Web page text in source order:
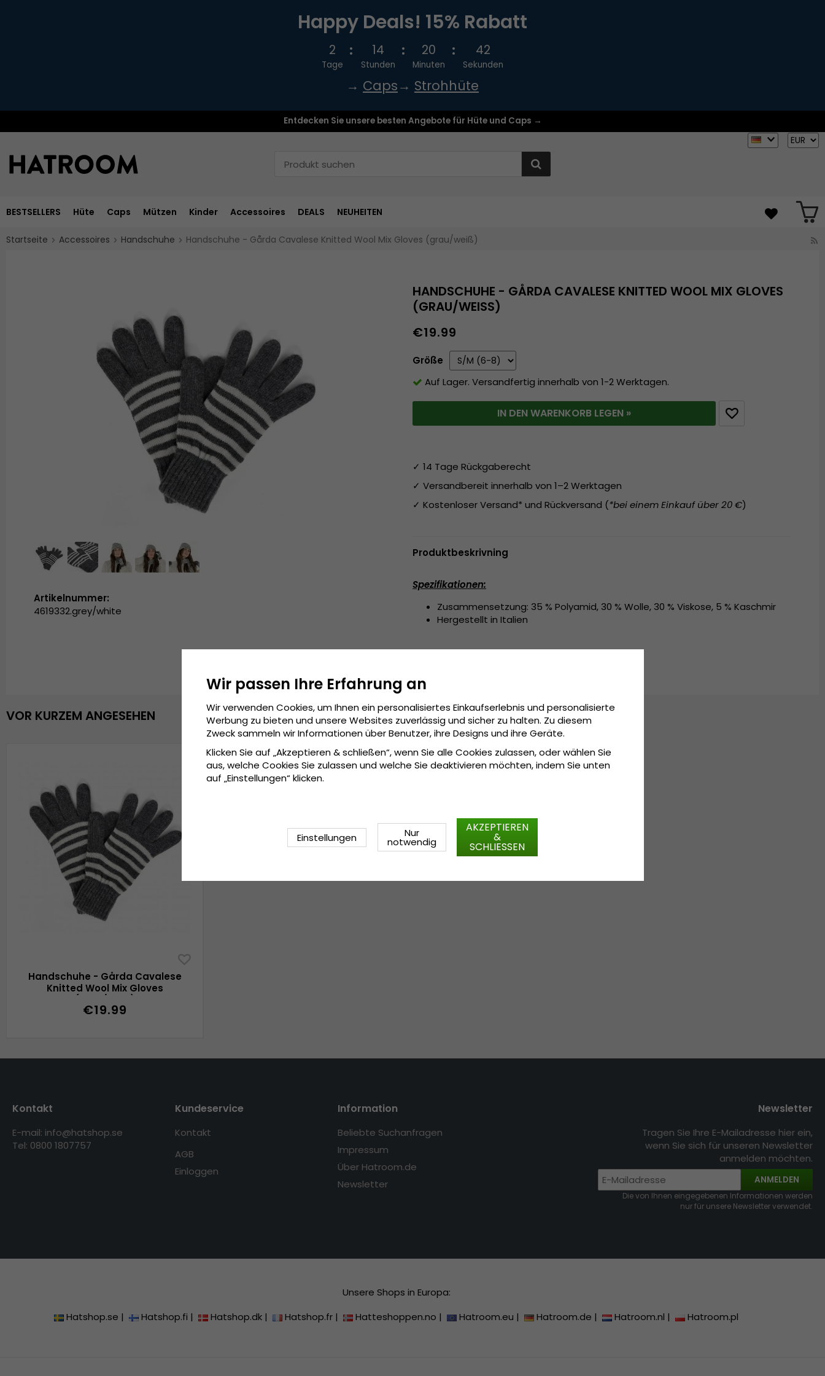
Happy Deals! 15% Rabatt
2
Tage
14
Stunden
20
Minuten
42
Sekunden
→ Caps→ Strohhüte
Entdecken Sie unsere besten Angebote für Hüte und Caps →
BESTSELLERS Hüte Caps Mützen Kinder Accessoires DEALS NEUHEITEN
Startseite Accessoires Handschuhe Handschuhe - Gårda Cavalese Knitted Wool Mix Gloves (grau/weiß)
HANDSCHUHE - GÅRDA CAVALESE KNITTED WOOL MIX GLOVES
(GRAU/WEISS)
€19.99
Größe
Auf Lager. Versandfertig innerhalb von 1-2 Werktagen.
IN DEN WARENKORB LEGEN »
✓ 14 Tage Rückgaberecht
✓ Versandbereit innerhalb von 1–2 Werktagen
✓ Kostenloser Versand* und Rückversand (*bei einem Einkauf über 20 €)
Produktbeskrivning
Spezifikationen:
Zusammensetzung: 35 % Polyamid, 30 % Wolle, 30 % Viskose, 5 % Kaschmir
Hergestellt in Italien
Artikelnummer:
4619332.grey/white
VOR KURZEM ANGESEHEN
Handschuhe - Gårda Cavalese
Knitted Wool Mix Gloves
€19.99
Kontakt
E-mail: info@hatshop.se
Tel: 0800 1807757
Kundeservice
Kontakt
AGB
Einloggen
Information
Beliebte Suchanfragen
Impressum
Über Hatroom.de
Newsletter
Newsletter
Tragen Sie Ihre E-Mailadresse hier ein,
wenn Sie sich für unseren Newsletter
anmelden möchten.
ANMELDEN
Die von Ihnen eingegebenen Informationen werden
nur für unsere Newsletter verwendet.
Unsere Shops in Europa:
Hatshop.se | Hatshop.fi | Hatshop.dk | Hatshop.fr | Hatteshoppen.no | Hatroom.eu | Hatroom.de | Hatroom.nl | Hatroom.pl
Wir passen Ihre Erfahrung an
Wir verwenden Cookies, um Ihnen ein personalisiertes Einkaufserlebnis und personalisierte
Werbung zu bieten und unsere Websites zuverlässig und sicher zu halten. Zu diesem
Zweck sammeln wir Informationen über Benutzer, ihre Designs und ihre Geräte.
Klicken Sie auf „Akzeptieren & schließen“, wenn Sie alle Cookies zulassen, oder wählen Sie
aus, welche Cookies Sie zulassen und welche Sie deaktivieren möchten, indem Sie unten
auf „Einstellungen“ klicken.
Einstellungen Nur
notwendig
AKZEPTIEREN
&
SCHLIESSEN